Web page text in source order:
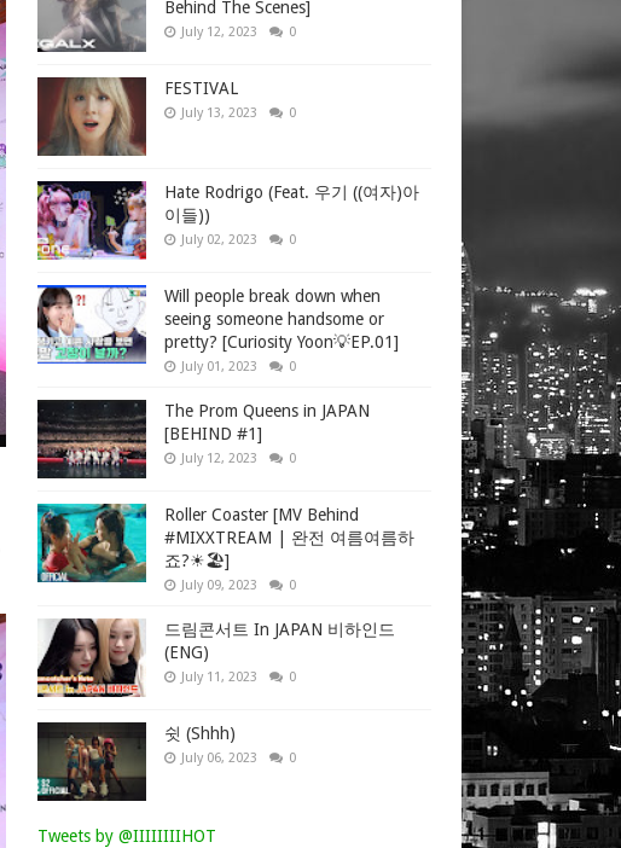
Behind The Scenes]
July 12, 2023 0
FESTIVAL
July 13, 2023 0
Hate Rodrigo (Feat. 우기 ((여자)아
이들))
July 02, 2023 0
Will people break down when
seeing someone handsome or
pretty? [Curiosity Yoon💡EP.01]
July 01, 2023 0
The Prom Queens in JAPAN
[BEHIND #1]
July 12, 2023 0
Roller Coaster [MV Behind
#MIXXTREAM | 완전 여름여름하
죠?☀🏖]
July 09, 2023 0
드림콘서트 In JAPAN 비하인드
(ENG)
July 11, 2023 0
쉿 (Shhh)
July 06, 2023 0
Tweets by @IIIIIIIIHOT